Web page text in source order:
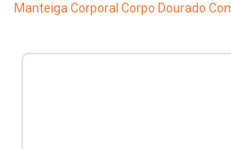
Manteiga Corporal Corpo Dourado